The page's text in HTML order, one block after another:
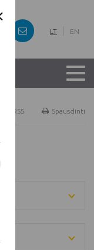
LT EN
Spausdinti
RSS